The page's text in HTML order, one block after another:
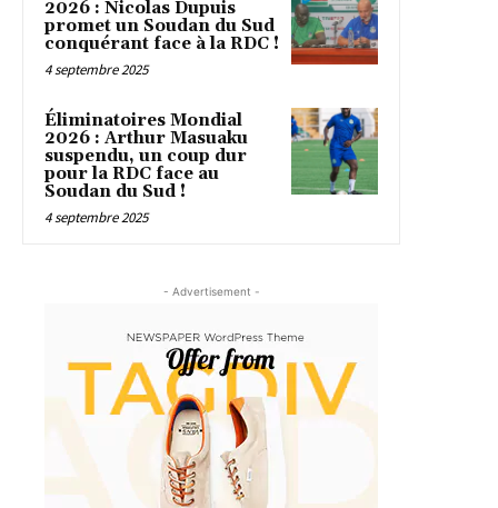
2026 : Nicolas Dupuis
promet un Soudan du Sud
conquérant face à la RDC !
4 septembre 2025
Éliminatoires Mondial
2026 : Arthur Masuaku
suspendu, un coup dur
pour la RDC face au
Soudan du Sud !
4 septembre 2025
- Advertisement -